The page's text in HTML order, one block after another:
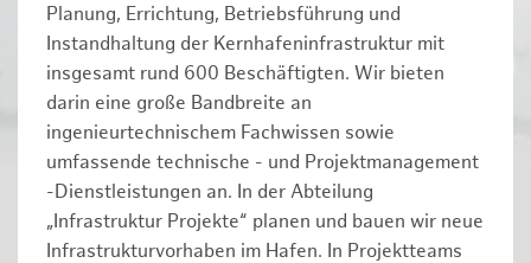
Planung, Errichtung, Betriebsführung und
Instandhaltung der Kernhafeninfrastruktur mit
insgesamt rund 600 Beschäftigten. Wir bieten
darin eine große Bandbreite an
ingenieurtechnischem Fachwissen sowie
umfassende technische - und Projektmanagement
-Dienstleistungen an. In der Abteilung
„Infrastruktur Projekte“ planen und bauen wir neue
Infrastrukturvorhaben im Hafen. In Projektteams